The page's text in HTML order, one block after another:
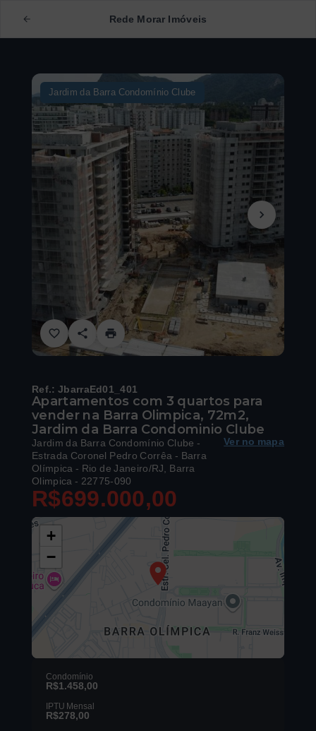
Rede Morar Imóveis
Jardim da Barra Condomínio Clube
Ref.:JbarraEd01_401
Apartamentos com 3 quartos para
vender na Barra Olimpica, 72m2,
Jardim da Barra Condominio Clube
Jardim da Barra Condomínio Clube -
Estrada Coronel Pedro Corrêa - Barra
Olímpica - Rio de Janeiro/RJ, Barra
Olimpica - 22775-090
Ver no mapa
R$699.000,00
+
−
Condomínio
R$1.458,00
IPTU Mensal
R$278,00